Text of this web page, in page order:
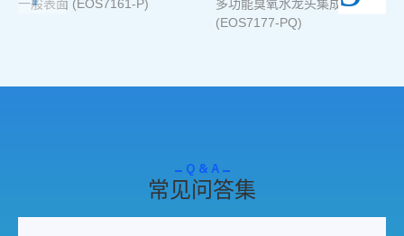
一般表面 (EOS7161-P)
多功能臭氧水龙头集成
(EOS7177-PQ)
Q & A
常见问答集